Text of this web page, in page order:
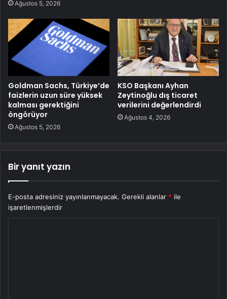
Ağustos 5, 2026
Goldman Sachs, Türkiye’de
faizlerin uzun süre yüksek
kalması gerektiğini
öngörüyor
Ağustos 5, 2026
KSO Başkanı Ayhan
Zeytinoğlu dış ticaret
verilerini değerlendirdi
Ağustos 4, 2026
Bir yanıt yazın
E-posta adresiniz yayınlanmayacak. Gerekli alanlar * ile
işaretlenmişlerdir